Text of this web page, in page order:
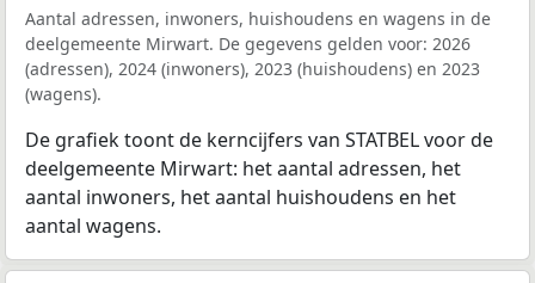
Aantal adressen, inwoners, huishoudens en wagens in de
deelgemeente Mirwart. De gegevens gelden voor: 2026
(adressen), 2024 (inwoners), 2023 (huishoudens) en 2023
(wagens).
De grafiek toont de kerncijfers van STATBEL voor de
deelgemeente Mirwart: het aantal adressen, het
aantal inwoners, het aantal huishoudens en het
aantal wagens.